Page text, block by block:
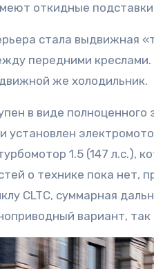
откидные подставки
стала выдвижная
передними
же холодильник.
в виде полноценного
установлен
1.5 (147 л.с.),
о технике пока нет,
CLTC, суммарная
вариант,